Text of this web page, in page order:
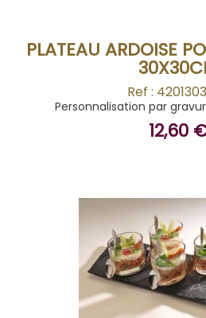
PLATEAU ARDOISE
Ref :
Personnalisation par
12,60